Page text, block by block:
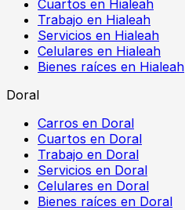
Cuartos en Hialeah
Trabajo en Hialeah
Servicios en Hialeah
Celulares en Hialeah
Bienes raíces en Hialeah
Doral
Carros en Doral
Cuartos en Doral
Trabajo en Doral
Servicios en Doral
Celulares en Doral
Bienes raíces en Doral